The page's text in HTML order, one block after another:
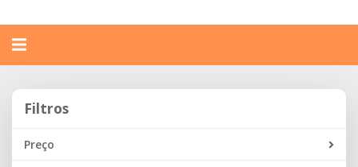
Alternar
Filtros
Filtros
Preço